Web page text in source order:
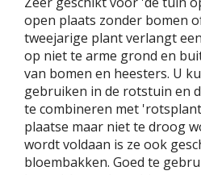
open plaats zonder bomen
tweejarige plant verlangt
op niet te arme grond en
van bomen en heesters. U
gebruiken in de rotstuin en
te combineren met
plaatse maar niet te droog
wordt voldaan is ze ook
bloembakken. Goed te